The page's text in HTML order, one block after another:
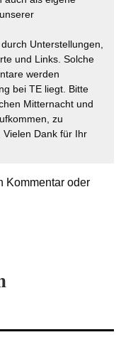
Unterstellungen,
und Links. Solche
werden
bei TE liegt. Bitte
Mitternacht und
zu
Dank für Ihr
Kommentar oder